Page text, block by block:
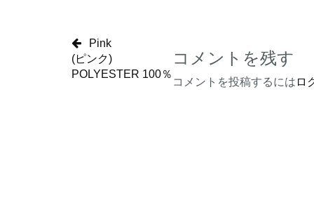
Pink
(ピンク)
POLYESTER 100％
コメントを残す
コメントを投稿するには ロ